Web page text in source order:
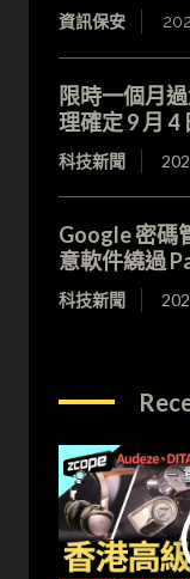
資訊保安
限時一個月
理確定 9 月 4
科技新聞
Google 密
意軟件繞過
科技新聞